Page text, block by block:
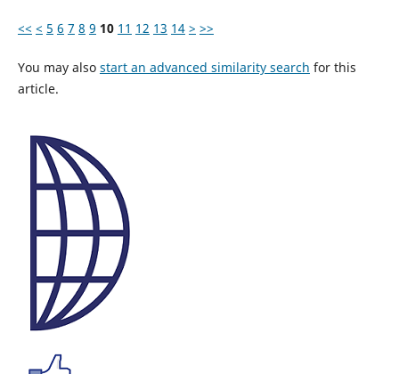
<< < 5 6 7 8 9 10 11 12 13 14 > >>
You may also start an advanced similarity search for this
article.